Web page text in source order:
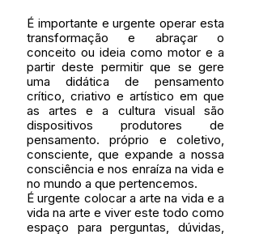
É importante e urgente operar esta
transformação e abraçar o
conceito ou ideia como motor e a
partir deste permitir que se gere
uma didática de pensamento
crítico, criativo e artístico em que
as artes e a cultura visual são
dispositivos produtores de
pensamento. próprio e coletivo,
consciente, que expande a nossa
consciência e nos enraíza na vida e
no mundo a que pertencemos.
É urgente colocar a arte na vida e a
vida na arte e viver este todo como
espaço para perguntas, dúvidas,